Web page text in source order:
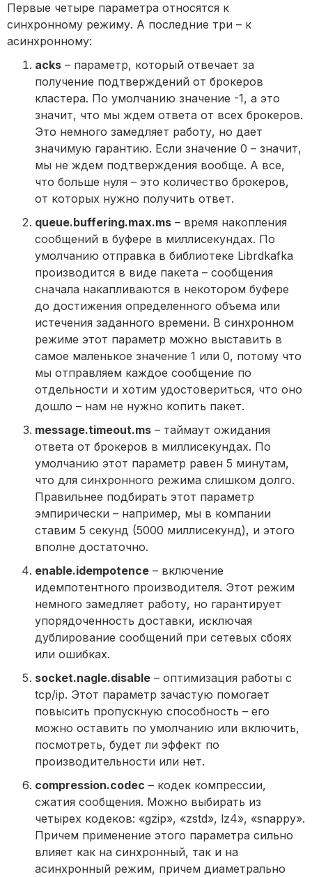
Первые четыре параметра относятся к
синхронному режиму. А последние три – к
асинхронному:
acks – параметр, который отвечает за
получение подтверждений от брокеров
кластера. По умолчанию значение -1, а это
значит, что мы ждем ответа от всех брокеров.
Это немного замедляет работу, но дает
значимую гарантию. Если значение 0 – значит,
мы не ждем подтверждения вообще. А все,
что больше нуля – это количество брокеров,
от которых нужно получить ответ.
queue.buffering.max.ms – время накопления
сообщений в буфере в миллисекундах. По
умолчанию отправка в библиотеке Librdkafka
производится в виде пакета – сообщения
сначала накапливаются в некотором буфере
до достижения определенного объема или
истечения заданного времени. В синхронном
режиме этот параметр можно выставить в
самое маленькое значение 1 или 0, потому что
мы отправляем каждое сообщение по
отдельности и хотим удостовериться, что оно
дошло – нам не нужно копить пакет.
message.timeout.ms – таймаут ожидания
ответа от брокеров в миллисекундах. По
умолчанию этот параметр равен 5 минутам,
что для синхронного режима слишком долго.
Правильнее подбирать этот параметр
эмпирически – например, мы в компании
ставим 5 секунд (5000 миллисекунд), и этого
вполне достаточно.
enable.idempotence – включение
идемпотентного производителя. Этот режим
немного замедляет работу, но гарантирует
упорядоченность доставки, исключая
дублирование сообщений при сетевых сбоях
или ошибках.
socket.nagle.disable – оптимизация работы с
tcp/ip. Этот параметр зачастую помогает
повысить пропускную способность – его
можно оставить по умолчанию или включить,
посмотреть, будет ли эффект по
производительности или нет.
compression.codec – кодек компрессии,
сжатия сообщения. Можно выбирать из
четырех кодеков: «gzip», «zstd», lz4», «snappy».
Причем применение этого параметра сильно
влияет как на синхронный, так и на
асинхронный режим, причем диаметрально